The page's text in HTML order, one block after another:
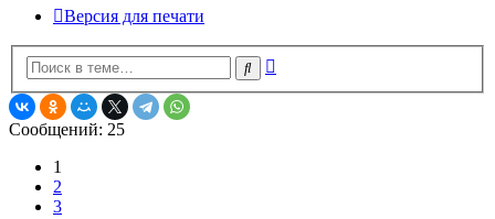
Версия для печати
Поиск
Сообщений: 25
1
2
3